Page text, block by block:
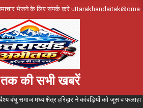
भेजने के लिए संपर्क करे
की सभी खबरें
बंधु समाज मध्य क्षेत्र हरिद्वार ने कांवड़ियों को जूस व